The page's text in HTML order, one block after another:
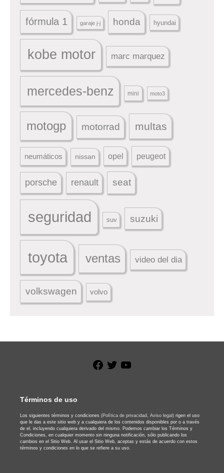
fórmula 1 garaje j-j honda hyundai
kobe motor marc marquez
mercedes-benz mini moto3
motogp motorrad multas
neumáticos nissan opel peugeot
porsche renault seat
seguridad suv suzuki
toyota ventas video del dia
volkswagen volvo
Facebook
Twitter
Términos de uso
Los siguientes términos y condiciones (Política de privacidad, Aviso legal) rigen el uso
que le das a este sitio web y a cualquiera de los contenidos disponibles por o a través
de el, incluyendo cualquiera derivado del mismo. Podemos cambiar los Términos y
Condiciones, en cualquier momento sin ninguna notificación, sólo publicando los
cambios en el Sitio Web. Al usar el Sitio Web, aceptas y estás de acuerdo con estos
términos y condiciones en lo que se refiere a su uso.